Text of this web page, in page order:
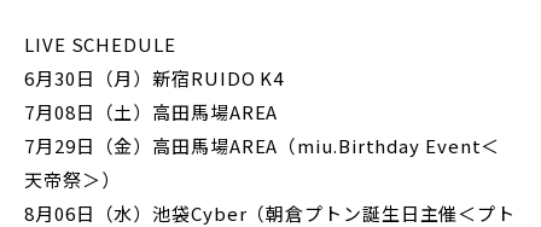
LIVE SCHEDULE
6月30日（月）新宿RUIDO K4
7月08日（土）高田馬場AREA
7月29日（金）高田馬場AREA（miu.Birthday Event＜
天帝祭＞）
8月06日（水）池袋Cyber（朝倉プトン誕生日主催＜プト